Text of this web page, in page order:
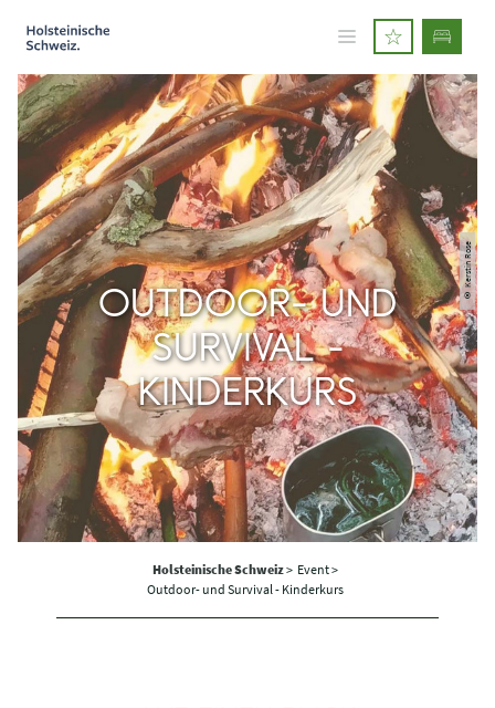
© Kerstin Rose
OUTDOOR- UND
SURVIVAL -
KINDERKURS
Holsteinische Schweiz> Event >
Outdoor- und Survival - Kinderkurs